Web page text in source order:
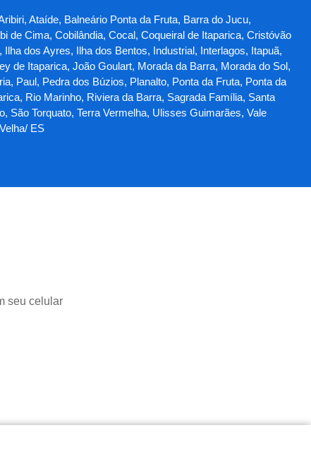
Ataíde, Balneário Ponta da Fruta, Barra do Jucu,
de Cima, Cobilândia, Cocal, Coqueiral de Itaparica, Cristóvão
dos Ayres, Ilha dos Bentos, Industrial, Interlagos, Itapuã,
de Itaparica, João Goulart, Morada da Barra, Morada do Sol,
Paul, Pedra dos Búzios, Planalto, Ponta da Fruta, Ponta da
Rio Marinho, Riviera da Barra, Sagrada Família, Santa
São Torquato, Terra Vermelha, Ulisses Guimarães, Vale
ES
seu celular